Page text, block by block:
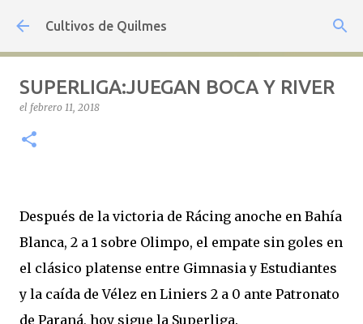
Ir al contenido principal
Cultivos de Quilmes
SUPERLIGA:JUEGAN BOCA Y RIVER
el febrero 11, 2018
Después de la victoria de Rácing anoche en Bahía
Blanca, 2 a 1 sobre Olimpo, el empate sin goles en
el clásico platense entre Gimnasia y Estudiantes
y la caída de Vélez en Liniers 2 a 0 ante Patronato
de Paraná, hoy sigue la Superliga.